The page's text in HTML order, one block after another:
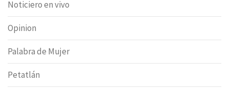
Noticiero en vivo
Opinion
Palabra de Mujer
Petatlán